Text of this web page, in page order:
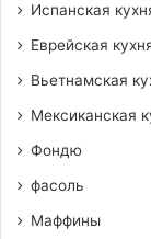
Испанская
Еврейская
Вьетнамская
Мексиканская
Фондю
фасоль
Маффины